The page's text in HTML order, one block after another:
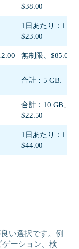
$38.00
1日あたり：1
$23.00
無制限、$85.00
合計：5 GB、
合計：10 GB、
$22.50
1日あたり：1
$44.00
い選択です。例
ゲーション、検